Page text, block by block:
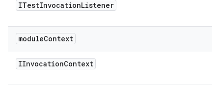
ITestInvocationListener
moduleContext
IInvocationContext